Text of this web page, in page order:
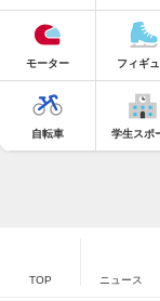
モーター フィギ
自転車 学生スポ
TOP ニュース